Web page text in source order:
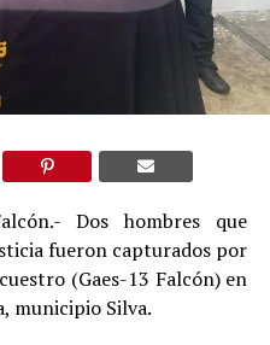
Dos hombres que
fueron capturados por
(Gaes-13 Falcón) en
municipio Silva.